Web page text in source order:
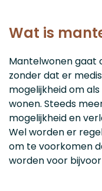
Wat is
Mantelwonen gaat
zonder dat er
mogelijkheid om
wonen. Steeds
mogelijkheid en
Wel worden er
om te voorkomen
worden voor